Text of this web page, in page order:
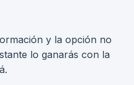
y la opción no
lo ganarás con la